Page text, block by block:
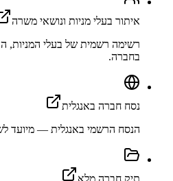
איתור בעלי מניות ונושאי משרה
רשימה רשמית של בעלי המניות,
בחברה.
נסח חברה באנגלית
הנסח הרשמי באנגלית — מיועד